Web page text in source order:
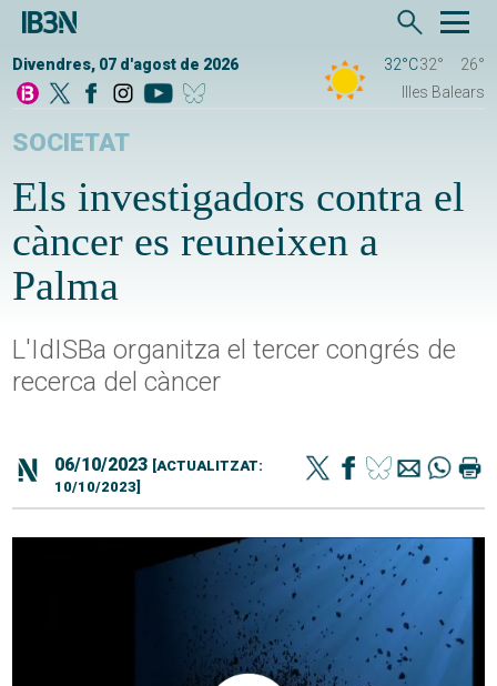
Divendres, 07 d'agost de 2026 32°C32°
26°
Illes Balears
SOCIETAT
Els investigadors contra el
càncer es reuneixen a
Palma
L'IdISBa organitza el tercer congrés de
recerca del càncer
06/10/2023 [ACTUALITZAT:
10/10/2023]